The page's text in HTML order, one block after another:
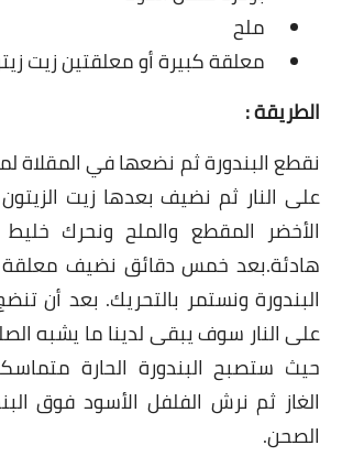
أطباق عيد
حلا الأعياد
سحور رمضان
مشروب وحلا
مشروبات
ملح
معلقة كبيرة أو معلقتين زيت
الطريقة :
نقطع البندورة ثم نضعها في
على النار ثم نضيف بعدها زيت
الأخضر المقطع والملح ونحرك خليط
هادئة.بعد خمس دقائق نضيف معلقة
البندورة ونستمر بالتحريك. بعد أن
على النار سوف يبقى لدينا ما يشبه
حيث ستصبح البندورة الحارة
الغاز ثم نرش الفلفل الأسود فوق
الصحن.